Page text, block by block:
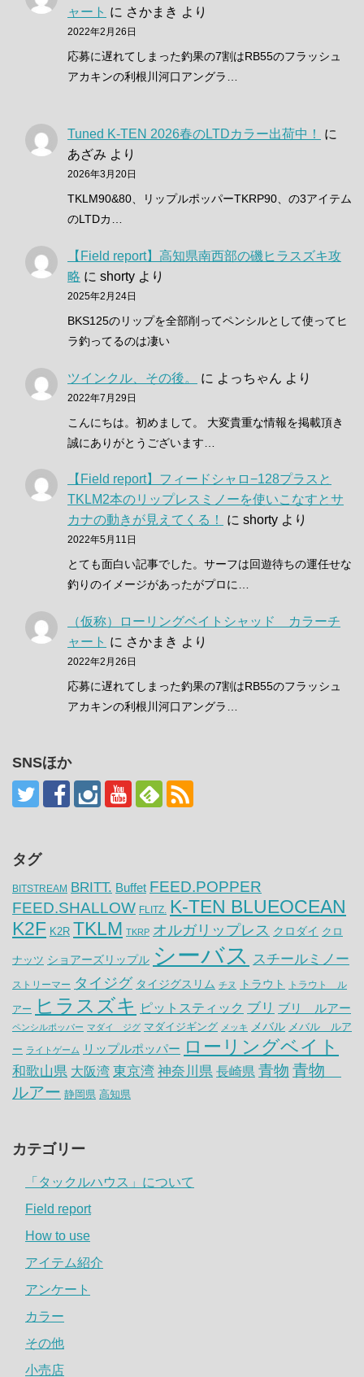
ャート に さかまき より
2022年2月26日
応募に遅れてしまった釣果の7割はRB55のフラッシュ
アカキンの利根川河口アングラ…
Tuned K-TEN 2026春のLTDカラー出荷中！
に
あざみ より
2026年3月20日
TKLM90&80、リップルポッパーTKRP90、の3アイテム
のLTDカ…
【Field report】高知県南西部の磯ヒラスズキ攻
略 に shorty より
2025年2月24日
BKS125のリップを全部削ってペンシルとして使ってヒ
ラ釣ってるのは凄い
ツインクル、その後。 に よっちゃん より
2022年7月29日
こんにちは。初めまして。 大変貴重な情報を掲載頂き
誠にありがとうございます…
【Field report】フィードシャロ−128プラスと
TKLM2本のリップレスミノーを使いこなすとサ
カナの動きが見えてくる！
に shorty より
2022年5月11日
とても面白い記事でした。サーフは回遊待ちの運任せな
釣りのイメージがあったがプロに…
（仮称）ローリングベイトシャッド カラーチ
ャート に さかまき より
2022年2月26日
応募に遅れてしまった釣果の7割はRB55のフラッシュ
アカキンの利根川河口アングラ…
SNSほか
タグ
BITSTREAM BRITT. Buffet FEED.POPPER
FEED.SHALLOW FLITZ.
K-TEN BLUEOCEAN
K2F K2R TKLM TKRP オルガリップレス クロダイ クロ
ナッツ ショアーズリップル シーバス スチールミノー
ストリーマー タイジグ タイジグスリム チヌ トラウト トラウト ル
アー ヒラスズキ ピットスティック ブリ ブリ ルアー
ペンシルポッパー マダイ ジグ マダイジギング メッキ メバル メバル ルア
ー ライトゲーム リップルポッパー ローリングベイト
和歌山県 大阪湾 東京湾 神奈川県 長崎県 青物 青物
ルアー 静岡県 高知県
カテゴリー
「タックルハウス」について
Field report
How to use
アイテム紹介
アンケート
カラー
その他
小売店